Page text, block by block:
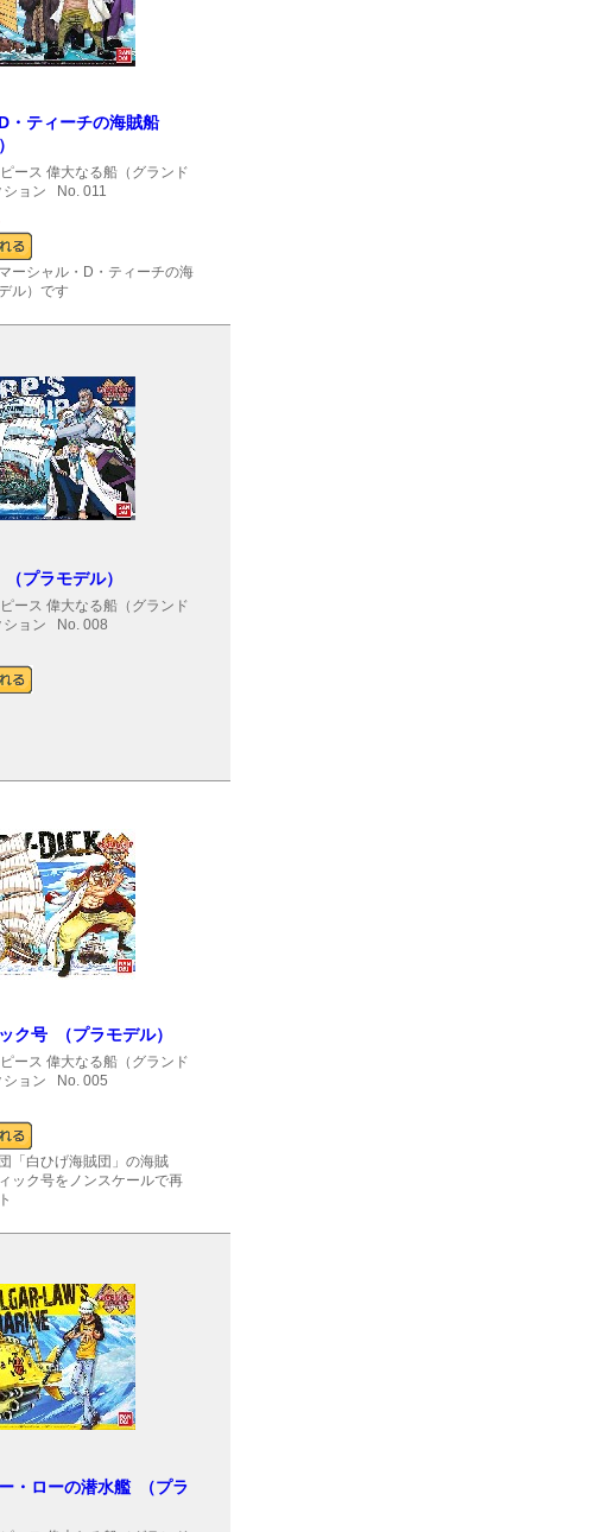
・ティーチの海賊船
ース 偉大なる船（グランド
ョン No. 011
ーシャル・D・ティーチの海
ル）です
プラモデル）
ース 偉大なる船（グランド
ョン No. 008
ク号 （プラモデル）
ース 偉大なる船（グランド
ョン No. 005
「白ひげ海賊団」の海賊
ック号をノンスケールで再
・ローの潜水艦 （プラ